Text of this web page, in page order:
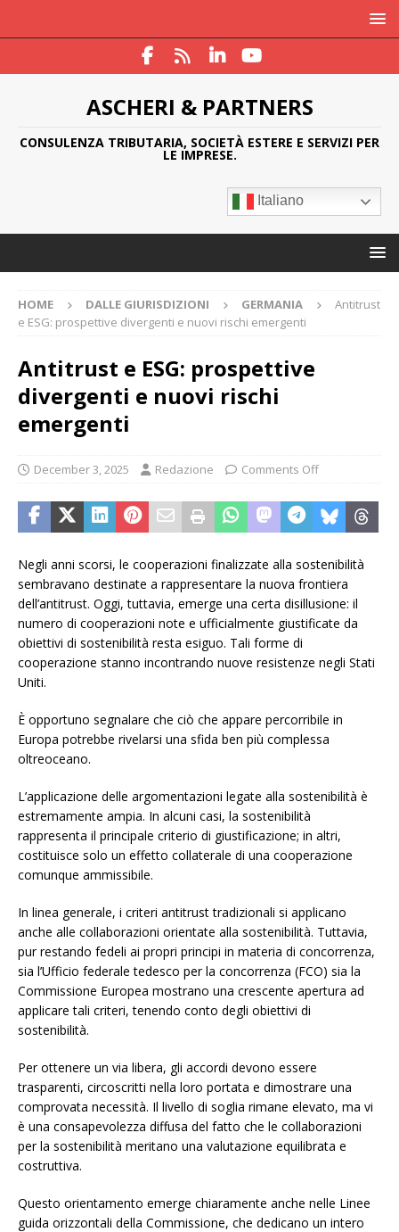
ASCHERI & PARTNERS
CONSULENZA TRIBUTARIA, SOCIETÀ ESTERE E SERVIZI PER
LE IMPRESE.
Italiano
HOME DALLE GIURISDIZIONI GERMANIA
Antitrust
e ESG: prospettive divergenti e nuovi rischi emergenti
Antitrust e ESG: prospettive
divergenti e nuovi rischi
emergenti
December 3, 2025 Redazione Comments Off
Negli anni scorsi, le cooperazioni finalizzate alla sostenibilità
sembravano destinate a rappresentare la nuova frontiera
dell’antitrust. Oggi, tuttavia, emerge una certa disillusione: il
numero di cooperazioni note e ufficialmente giustificate da
obiettivi di sostenibilità resta esiguo. Tali forme di
cooperazione stanno incontrando nuove resistenze negli Stati
Uniti.
È opportuno segnalare che ciò che appare percorribile in
Europa potrebbe rivelarsi una sfida ben più complessa
oltreoceano.
L’applicazione delle argomentazioni legate alla sostenibilità è
estremamente ampia. In alcuni casi, la sostenibilità
rappresenta il principale criterio di giustificazione; in altri,
costituisce solo un effetto collaterale di una cooperazione
comunque ammissibile.
In linea generale, i criteri antitrust tradizionali si applicano
anche alle collaborazioni orientate alla sostenibilità. Tuttavia,
pur restando fedeli ai propri principi in materia di concorrenza,
sia l’Ufficio federale tedesco per la concorrenza (FCO) sia la
Commissione Europea mostrano una crescente apertura ad
applicare tali criteri, tenendo conto degli obiettivi di
sostenibilità.
Per ottenere un via libera, gli accordi devono essere
trasparenti, circoscritti nella loro portata e dimostrare una
comprovata necessità. Il livello di soglia rimane elevato, ma vi
è una consapevolezza diffusa del fatto che le collaborazioni
per la sostenibilità meritano una valutazione equilibrata e
costruttiva.
Questo orientamento emerge chiaramente anche nelle Linee
guida orizzontali della Commissione, che dedicano un intero